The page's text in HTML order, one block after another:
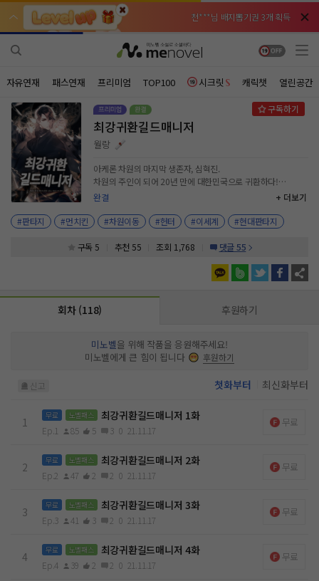
천***님 배지뽑기권 3개 획득
천***님 배지뽑기권 3개 획득
메**님 체험권 3일 획득
메**님 체험권 3일 획득
주**님 일반뽑기권 2개 획득
주**님 일반뽑기권 2개 획득
베**님
베**님
갈***님 후원10코인 획득
갈***님 후원10코인 획득
인*님 레어뽑기권 1개 획득
인*님 레어뽑기권 1개 획득
자유연재 패스연재 프리미엄 TOP100 시크릿 캐릭챗 열린공간
최강귀환길드매니저
월랑
완결
아케론 차원의 마지막 생존자, 심혁진.
차원의 주인이 되어 20년 만에 대한민국으로 귀환하다!
전우의 마지막 부탁을 해결하기 위해 찾아간 헌터 매니지먼트.
“나 헌터 아니거든. 말했잖아, 그냥 매니저라고.”
최강의 헌터 매니저가 새로운 지각변동을 예고하는데!
+ 더보기
#판타지
#먼치킨 #차원이동 #헌터 #이세계 #현대판타지
구독 5 추천 55 조회 1,768 댓글 55
회차 (118) 후원하기
미노벨을 위해 작품을 응원해주세요!
미노벨에게 큰 힘이 됩니다
후원하기
신고 첫화부터 최신화부터
1
무료 노벨패스 최강귀환길드매니저 1화
Ep.1 85 5 3 0 21.11.17
무료
2
무료 노벨패스 최강귀환길드매니저 2화
Ep.2 47 2 2 0 21.11.17
무료
3
무료 노벨패스 최강귀환길드매니저 3화
Ep.3 41 3 2 0 21.11.17
무료
4
무료 노벨패스 최강귀환길드매니저 4화
Ep.4 39 2 2 0 21.11.17
무료